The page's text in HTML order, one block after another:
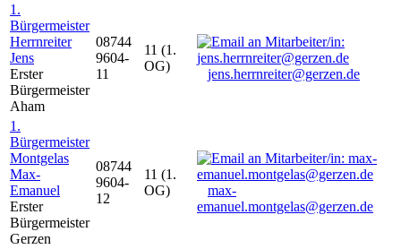
1.
Bürgermeister
Herrnreiter
Jens
Erster
Bürgermeister
Aham
08744
9604-
11
11 (1.
OG)
jens.herrnreiter@gerzen.de
1.
Bürgermeister
Montgelas
Max-
Emanuel
Erster
Bürgermeister
Gerzen
08744
9604-
12
11 (1.
OG)
max-
emanuel.montgelas@gerzen.de